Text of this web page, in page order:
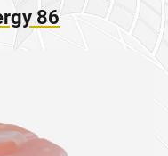
86